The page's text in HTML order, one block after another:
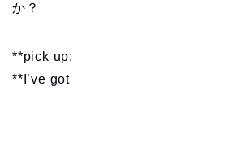
か？
**pick up:
**I’ve got